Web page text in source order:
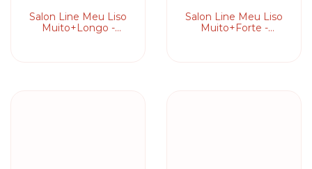
Salon Line Meu Liso
Muito+Longo -
Salon Line Meu Liso
Muito+Forte -